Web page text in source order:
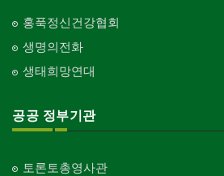
홍푹정신건강협회
생명의전화
생태희망연대
공공 정부기관
토론토총영사관